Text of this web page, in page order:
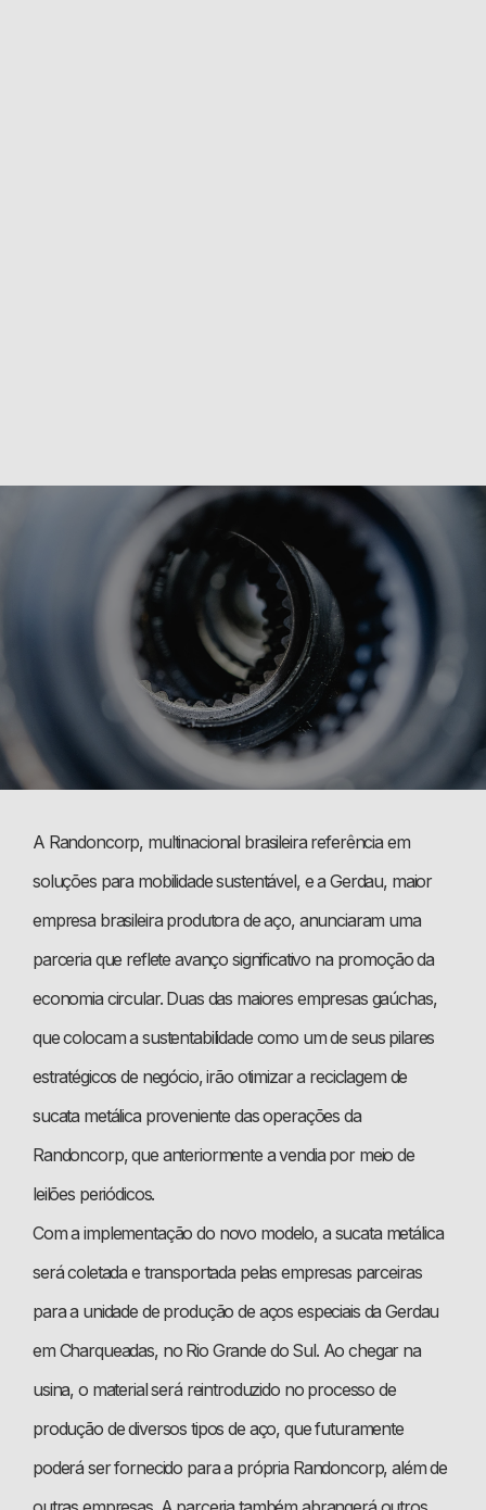
A Randoncorp, multinacional brasileira referência em
soluções para mobilidade sustentável, e a Gerdau, maior
empresa brasileira produtora de aço, anunciaram uma
parceria que reflete avanço significativo na promoção da
economia circular. Duas das maiores empresas gaúchas,
que colocam a sustentabilidade como um de seus pilares
estratégicos de negócio, irão otimizar a reciclagem de
sucata metálica proveniente das operações da
Randoncorp, que anteriormente a vendia por meio de
leilões periódicos.
Com a implementação do novo modelo, a sucata metálica
será coletada e transportada pelas empresas parceiras
para a unidade de produção de aços especiais da Gerdau
em Charqueadas, no Rio Grande do Sul. Ao chegar na
usina, o material será reintroduzido no processo de
produção de diversos tipos de aço, que futuramente
poderá ser fornecido para a própria Randoncorp, além de